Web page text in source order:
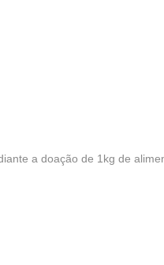
a doação de 1kg de